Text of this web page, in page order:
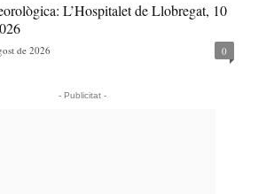
L’Hospitalet de Llobregat, 10
de 2026 0
- Publicitat -